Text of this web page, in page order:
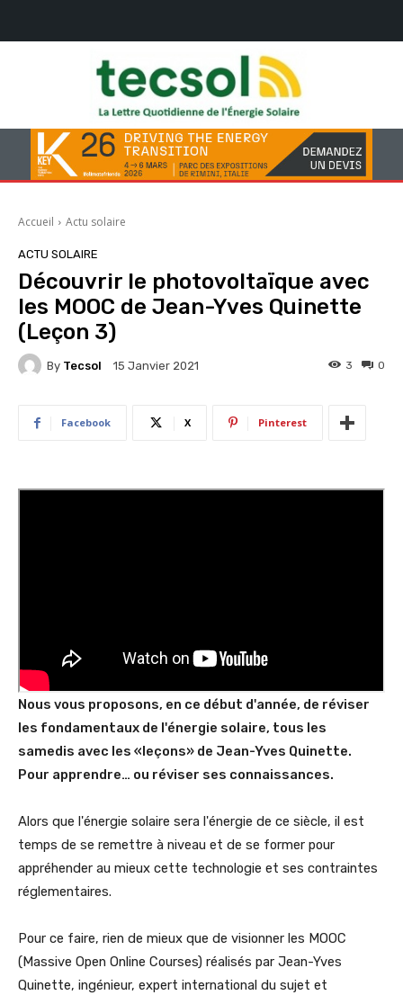
Accueil Actu solaire
ACTU SOLAIRE
Découvrir le photovoltaïque avec
les MOOC de Jean-Yves Quinette
(Leçon 3)
By Tecsol 15 Janvier 2021 0
3
Facebook X Pinterest
Nous vous proposons, en ce début d'année, de réviser
les fondamentaux de l'énergie solaire, tous les
samedis avec les «leçons» de Jean-Yves Quinette.
Pour apprendre… ou réviser ses connaissances.
Alors que l'énergie solaire sera l'énergie de ce siècle, il est
temps de se remettre à niveau et de se former pour
appréhender au mieux cette technologie et ses contraintes
réglementaires.
Pour ce faire, rien de mieux que de visionner les MOOC
(Massive Open Online Courses) réalisés par Jean-Yves
Quinette, ingénieur, expert international du sujet et